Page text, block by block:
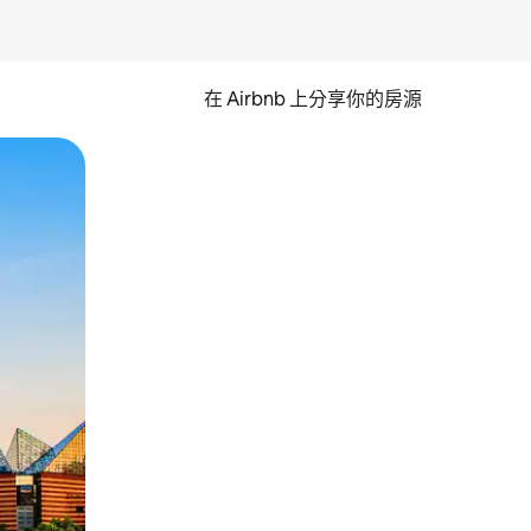
在 Airbnb 上分享你的房源